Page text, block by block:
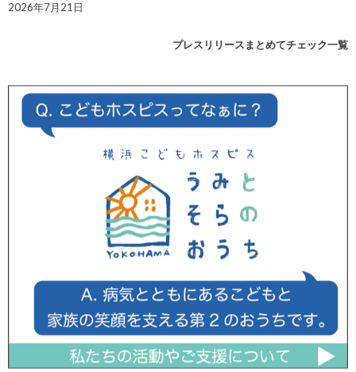
2026年7月21日
プレスリリースまとめてチェック一覧